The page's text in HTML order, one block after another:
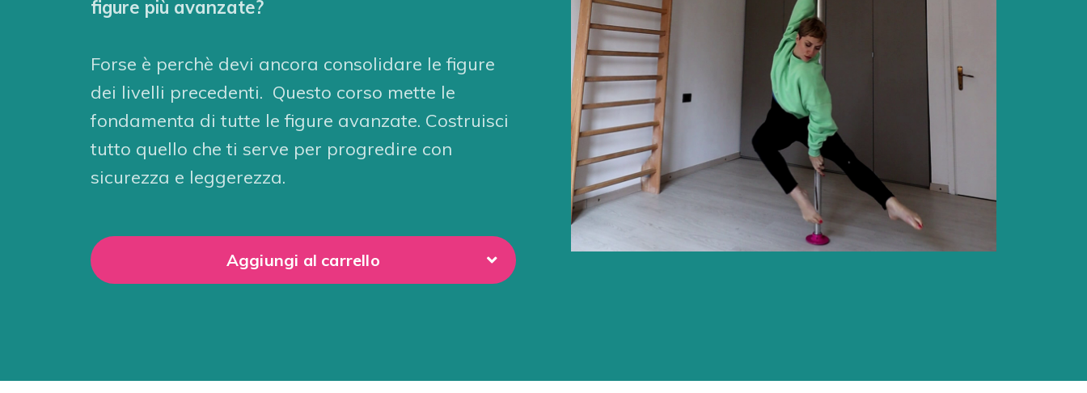
figure più avanzate?
Forse è perchè devi ancora consolidare le figure
dei livelli precedenti. Questo corso mette le
fondamenta di tutte le figure avanzate. Costruisci
tutto quello che ti serve per progredire con
sicurezza e leggerezza.
Aggiungi al carrello